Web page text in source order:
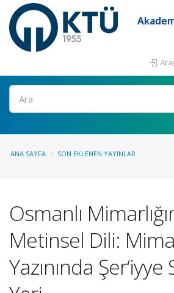
Ara
ANA SAYFA SON EKLENEN YAYINLAR
Osmanlı
Metinsel Dili:
Yazınında